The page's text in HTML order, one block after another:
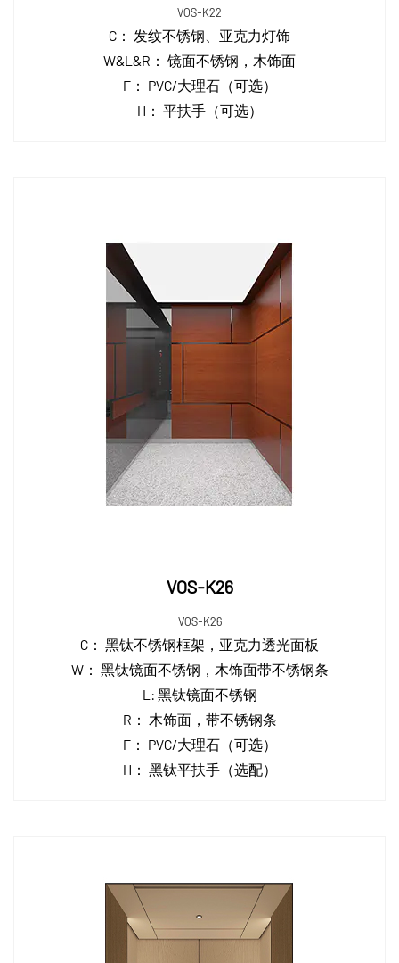
VOS-K22
C： 发纹不锈钢、亚克力灯饰
W&L&R： 镜面不锈钢，木饰面
F： PVC/大理石（可选）
H： 平扶手（可选）
VOS-K26
VOS-K26
C： 黑钛不锈钢框架，亚克力透光面板
W： 黑钛镜面不锈钢，木饰面带不锈钢条
L: 黑钛镜面不锈钢
R： 木饰面，带不锈钢条
F： PVC/大理石（可选）
H： 黑钛平扶手（选配）